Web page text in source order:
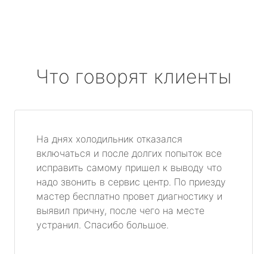
Что говорят клиенты
На днях холодильник отказался
включаться и после долгих попыток все
исправить самому пришел к выводу что
надо звонить в сервис центр. По приезду
мастер бесплатно провет диагностику и
выявил причну, после чего на месте
устранил. Спасибо большое.